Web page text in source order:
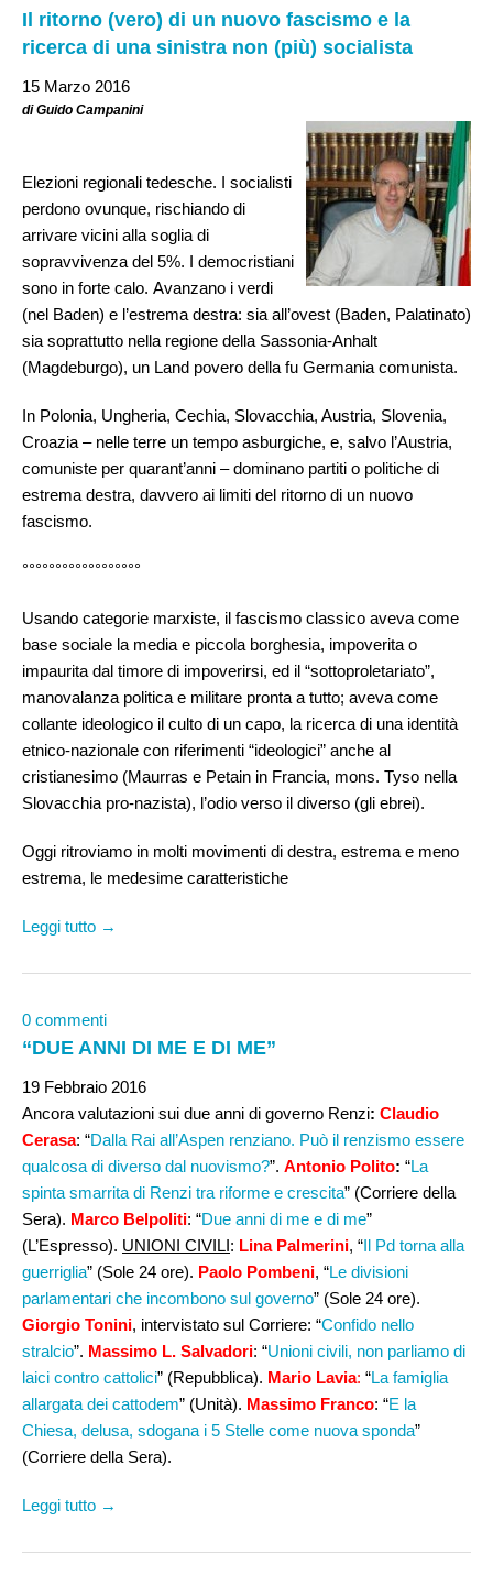
Il ritorno (vero) di un nuovo fascismo e la
ricerca di una sinistra non (più) socialista
15 Marzo 2016
di Guido Campanini
Elezioni regionali tedesche. I socialisti
perdono ovunque, rischiando di
arrivare vicini alla soglia di
sopravvivenza del 5%. I democristiani
sono in forte calo. Avanzano i verdi
(nel Baden) e l’estrema destra: sia all’ovest (Baden, Palatinato)
sia soprattutto nella regione della Sassonia-Anhalt
(Magdeburgo), un Land povero della fu Germania comunista.
In Polonia, Ungheria, Cechia, Slovacchia, Austria, Slovenia,
Croazia – nelle terre un tempo asburgiche, e, salvo l’Austria,
comuniste per quarant’anni – dominano partiti o politiche di
estrema destra, davvero ai limiti del ritorno di un nuovo
fascismo.
°°°°°°°°°°°°°°°°°°
Usando categorie marxiste, il fascismo classico aveva come
base sociale la media e piccola borghesia, impoverita o
impaurita dal timore di impoverirsi, ed il “sottoproletariato”,
manovalanza politica e militare pronta a tutto; aveva come
collante ideologico il culto di un capo, la ricerca di una identità
etnico-nazionale con riferimenti “ideologici” anche al
cristianesimo (Maurras e Petain in Francia, mons. Tyso nella
Slovacchia pro-nazista), l’odio verso il diverso (gli ebrei).
Oggi ritroviamo in molti movimenti di destra, estrema e meno
estrema, le medesime caratteristiche
Leggi tutto →
0 commenti
“DUE ANNI DI ME E DI ME”
19 Febbraio 2016
Ancora valutazioni sui due anni di governo Renzi: Claudio
Cerasa: “Dalla Rai all’Aspen renziano. Può il renzismo essere
qualcosa di diverso dal nuovismo?”. Antonio Polito: “La
spinta smarrita di Renzi tra riforme e crescita” (Corriere della
Sera). Marco Belpoliti: “Due anni di me e di me”
(L’Espresso). UNIONI CIVILI: Lina Palmerini, “Il Pd torna alla
guerriglia” (Sole 24 ore). Paolo Pombeni, “Le divisioni
parlamentari che incombono sul governo” (Sole 24 ore).
Giorgio Tonini, intervistato sul Corriere: “Confido nello
stralcio”. Massimo L. Salvadori: “Unioni civili, non parliamo di
laici contro cattolici” (Repubblica). Mario Lavia: “La famiglia
allargata dei cattodem” (Unità). Massimo Franco: “E la
Chiesa, delusa, sdogana i 5 Stelle come nuova sponda”
(Corriere della Sera).
Leggi tutto →